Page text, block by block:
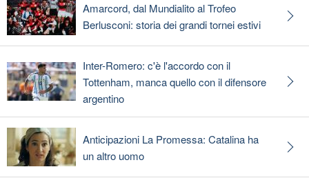
Amarcord, dal Mundialito al Trofeo
Berlusconi: storia dei grandi tornei estivi
Inter-Romero: c'è l'accordo con il
Tottenham, manca quello con il difensore
argentino
Anticipazioni La Promessa: Catalina ha
un altro uomo